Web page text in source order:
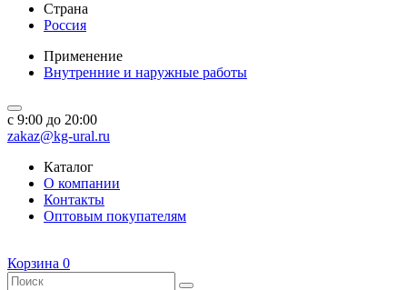
Страна
Россия
Применение
Внутренние и наружные работы
c 9:00 до 20:00
zakaz@kg-ural.ru
Каталог
О компании
Контакты
Оптовым покупателям
Корзина 0